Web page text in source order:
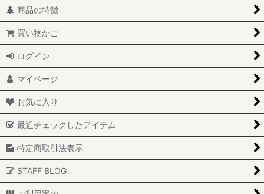
商品の特徴
買い物かご
ログイン
マイページ
お気に入り
最近チェックしたアイテム
特定商取引法表示
STAFF BLOG